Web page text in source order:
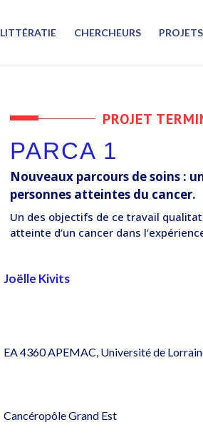
LITTÉRATIE CHERCHEURS PROJETS
PROJET
PARCA 1
Nouveaux parcours de soins :
personnes atteintes du cancer.
Un des objectifs de ce travail
atteinte d’un cancer dans
Joëlle Kivits
EA 4360 APEMAC, Université de
Cancéropôle Grand Est